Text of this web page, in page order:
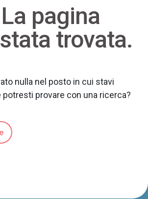
pagina
trovata.
nulla nel posto in cui stavi
potresti provare con una ricerca?